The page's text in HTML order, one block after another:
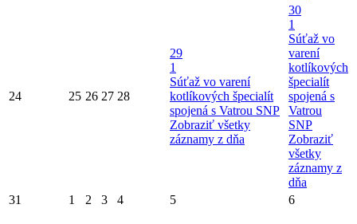
24 25 26 27 28
29
1
Súťaž vo varení
kotlíkových špecialít
spojená s Vatrou SNP
Zobraziť všetky
záznamy z dňa
30
1
Súťaž vo
varení
kotlíkových
špecialít
spojená s
Vatrou
SNP
Zobraziť
všetky
záznamy z
dňa
31
1 2 3 4 5 6